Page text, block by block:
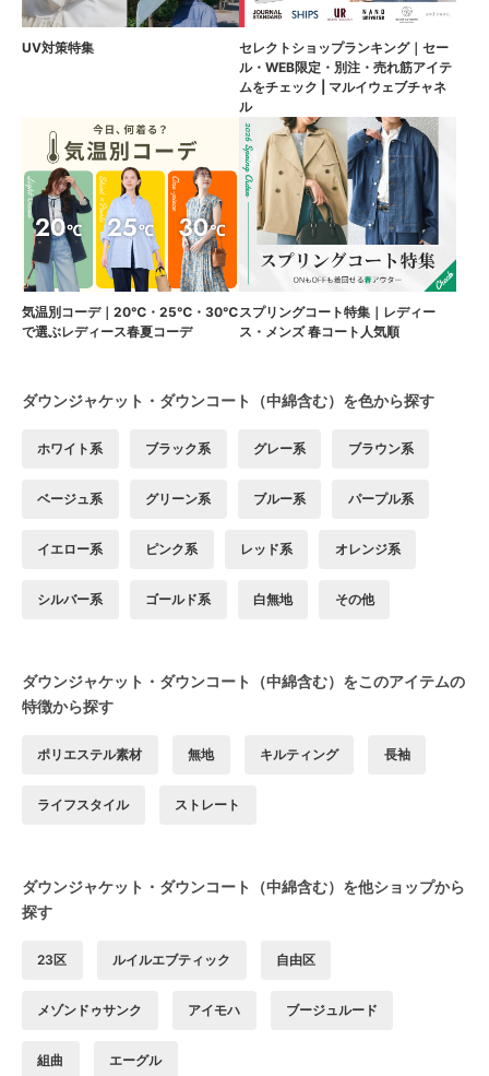
UV対策特集
セレクトショップランキング｜セー
ル・WEB限定・別注・売れ筋アイテ
ムをチェック | マルイウェブチャネ
ル
気温別コーデ｜20℃・25℃・30℃
で選ぶレディース春夏コーデ
スプリングコート特集｜レディー
ス・メンズ 春コート人気順
ダウンジャケット・ダウンコート（中綿含む）を色から探す
ホワイト系 ブラック系 グレー系 ブラウン系
ベージュ系 グリーン系 ブルー系 パープル系
イエロー系 ピンク系 レッド系 オレンジ系
シルバー系 ゴールド系 白無地 その他
ダウンジャケット・ダウンコート（中綿含む）をこのアイテムの
特徴から探す
ポリエステル素材 無地 キルティング 長袖
ライフスタイル ストレート
ダウンジャケット・ダウンコート（中綿含む）を他ショップから
探す
23区 ルイルエブティック 自由区
メゾンドゥサンク アイモハ ブージュルード
組曲 エーグル